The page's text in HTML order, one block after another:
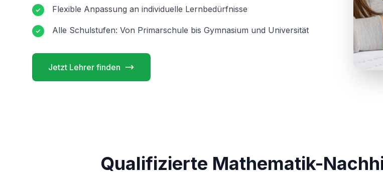
Flexible Anpassung an individuelle Lernbedürfnisse
Alle Schulstufen: Von Primarschule bis Gymnasium und Universität
Jetzt Lehrer finden
Qualifizierte Mathematik-